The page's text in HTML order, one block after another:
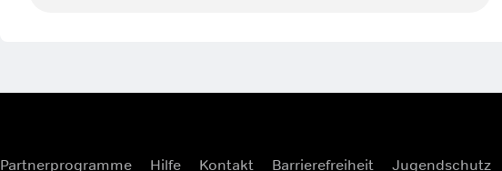
Partnerprogramme Hilfe Kontakt Barrierefreiheit Jugendschutz